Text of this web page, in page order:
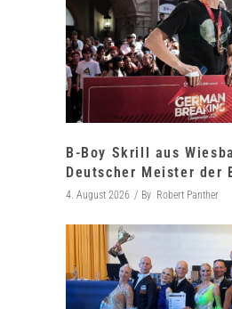
B-Boy Skrill aus
Deutscher Meister der
4. August 2026 By Robert Panther